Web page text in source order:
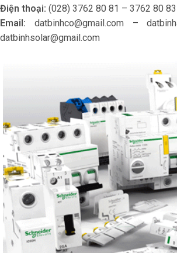
Điện thoại: (028) 3762 80 81 – 3762 80 83
Email: datbinhco@gmail.com –
datbinhsolar@gmail.com